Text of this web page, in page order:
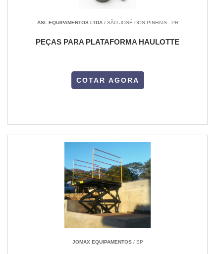
ASL EQUIPAMENTOS LTDA/ SÃO JOSÉ DOS PINHAIS - PR
PEÇAS PARA PLATAFORMA HAULOTTE
COTAR AGORA
JOMAX EQUIPAMENTOS/ SP